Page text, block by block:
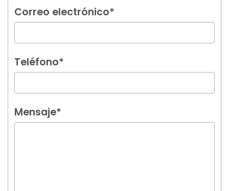
Correo electrónico*
Teléfono*
Mensaje*